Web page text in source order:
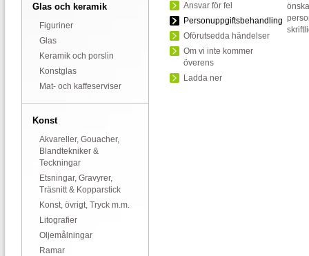
Glas och keramik
Figuriner
Glas
Keramik och porslin
Konstglas
Mat- och kaffeserviser
Konst
Akvareller, Gouacher,
Blandtekniker &
Teckningar
Etsningar, Gravyrer,
Träsnitt & Kopparstick
Konst, övrigt, Tryck m.m.
Litografier
Oljemålningar
Ramar
Ansvar för fel
Personuppgiftsbehandling
Oförutsedda händelser
Om vi inte kommer
överens
Ladda ner